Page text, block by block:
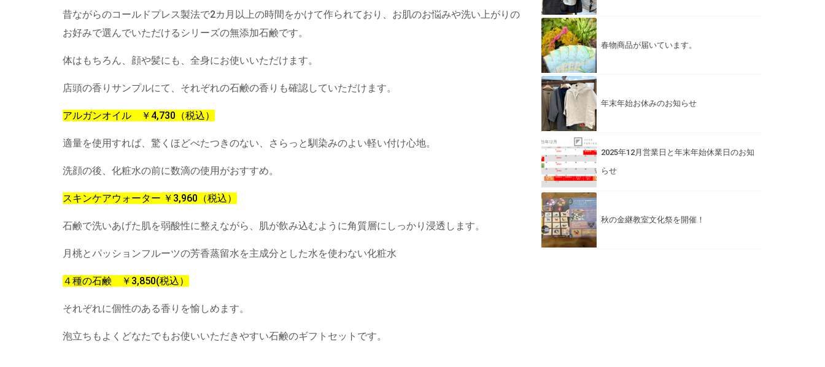
昔ながらのコールドプレス製法で2カ月以上の時間をかけて作られており、お肌のお悩みや洗い上がりの
お好みで選んでいただけるシリーズの無添加石鹸です。
体はもちろん、顔や髪にも、全身にお使いいただけます。
店頭の香りサンプルにて、それぞれの石鹸の香りも確認していただけます。
アルガンオイル ￥4,730（税込）
適量を使用すれば、驚くほどべたつきのない、さらっと馴染みのよい軽い付け心地。
洗顔の後、化粧水の前に数滴の使用がおすすめ。
スキンケアウォーター ￥3,960（税込）
石鹸で洗いあげた肌を弱酸性に整えながら、肌が飲み込むように角質層にしっかり浸透します。
月桃とパッションフルーツの芳香蒸留水を主成分とした水を使わない化粧水
４種の石鹸 ￥3,850(税込）
それぞれに個性のある香りを愉しめます。
泡立ちもよくどなたでもお使いいただきやすい石鹸のギフトセットです。
春物商品が届いています。
年末年始お休みのお知らせ
2025年12月営業日と年末年始休業日のお知
らせ
秋の金継教室文化祭を開催！